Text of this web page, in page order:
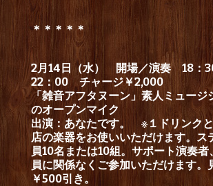
＊＊＊＊＊
2月14日（水） 開場／演奏 18：
22：00 チャージ￥2,000
「雑音アフタヌーン」素人ミュージ
のオープンマイク
出演：あなたです。 ※１ドリンク
店の楽器をお使いいただけます。ス
員10名または10組。サポート演奏者
員に関係なくご参加いただけます。
￥500引き。